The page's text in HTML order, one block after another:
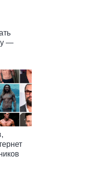
—